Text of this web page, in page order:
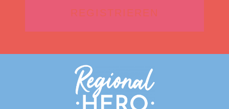
REGISTRIEREN